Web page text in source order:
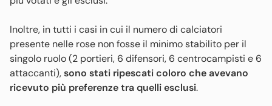
Inoltre, in tutti i casi in cui il numero di calciatori
presente nelle rose non fosse il minimo stabilito per il
singolo ruolo (2 portieri, 6 difensori, 6 centrocampisti e 6
attaccanti),sono stati ripescati coloro che avevano
ricevuto più preferenze tra quelli esclusi.